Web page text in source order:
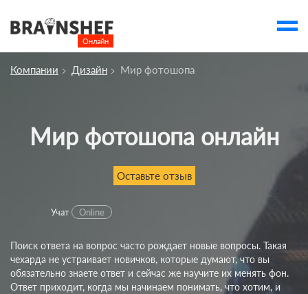
Онлайн
О компании
Контакты
Вузы
Компании Дизайн Мир фотошопа
Мир фотошопа онлайн
Оставьте отзыв
Учат Online
Поиск ответа на вопрос часто рождает новые вопросы. Такая
чехарда не устраивает новичков, которые думают, что вы
обязательно знаете ответ и сейчас же научите их менять фон.
Ответ приходит, когда мы начинаем понимать, что хотим, и